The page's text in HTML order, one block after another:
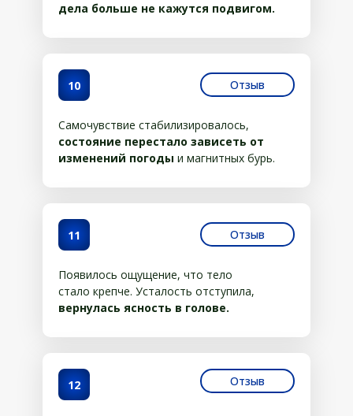
дела больше не кажутся подвигом.
Самочувствие стабилизировалось,
состояние перестало зависеть от
изменений погоды и магнитных бурь.
10
Появилось ощущение, что тело
стало крепче. Усталость отступила,
вернулась ясность в голове.
11
12
Отзыв
Отзыв
Отзыв